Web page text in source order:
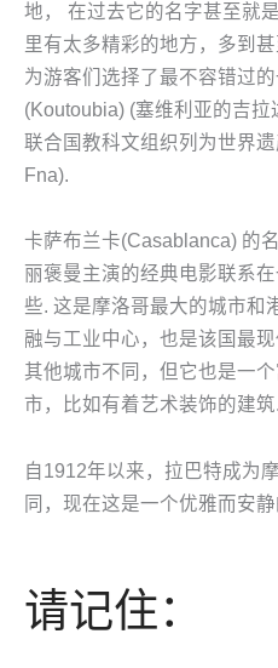
地， 在过去它的名字甚至就
里有太多精彩的地方，多到
为游客们选择了最不容错过
(Koutoubia) (塞维利亚的吉
联合国教科文组织列为世界
Fna).
卡萨布兰卡(Casablanca) 的
丽褒曼主演的经典电影联系
些. 这是摩洛哥最大的城市和
融与工业中心，也是该国最
其他城市不同，但它也是一
市，比如有着艺术装饰的建筑.
自1912年以来，拉巴特成为
同，现在这是一个优雅而安
请记住：